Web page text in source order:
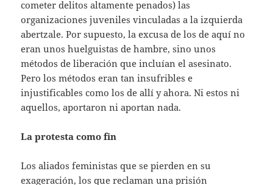
cometer delitos altamente penados) las
organizaciones juveniles vinculadas a la izquierda
abertzale. Por supuesto, la excusa de los de aquí no
eran unos huelguistas de hambre, sino unos
métodos de liberación que incluían el asesinato.
Pero los métodos eran tan insufribles e
injustificables como los de allí y ahora. Ni estos ni
aquellos, aportaron ni aportan nada.
La protesta como fin
Los aliados feministas que se pierden en su
exageración, los que reclaman una prisión